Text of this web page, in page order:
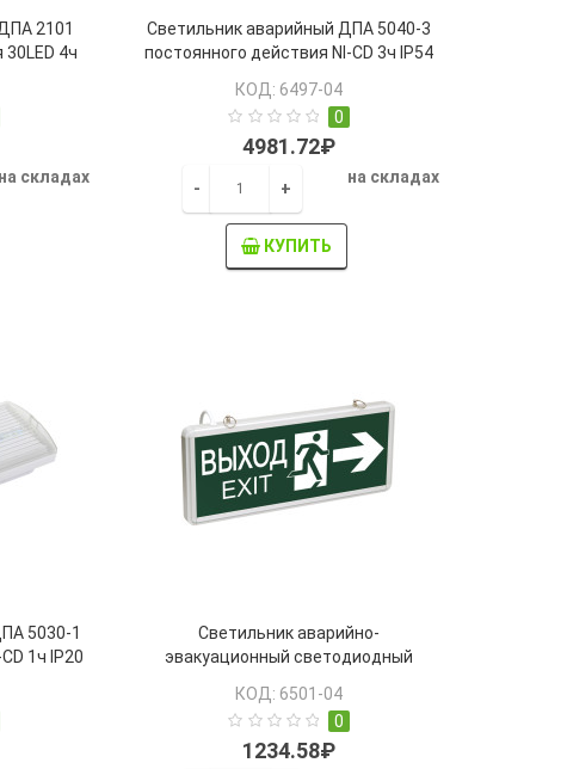
2101
4ч
на складах
Светильник аварийный ДПА 5040-3
постоянного действия NI-CD 3ч IP54
КОД: 6497-04
0
4981.72₽
- +
на складах
КУПИТЬ
5030-1
1ч IP20
Светильник аварийно-
эвакуационный светодиодный
"ВЫХОД-EXIT/стрелка/фигура" IEK
КОД: 6501-04
0
1234.58₽